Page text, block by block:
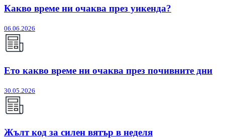
Какво време ни очаква през уикенда?
06.06.2026
Ето какво време ни очаква през почивните дни
30.05.2026
Жълт код за силен вятър в неделя